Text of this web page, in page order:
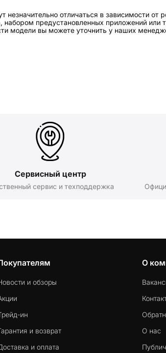
отличаться в зависимости от
предустановленных приложений или
модели вы можете уточнить у наших
Сервисный центр
сервис и техподдержка
и обзоры
ин
и возврат
и оплата
О
О нас